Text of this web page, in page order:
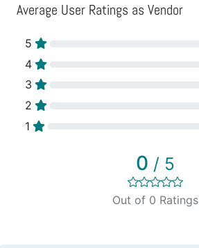
Average User Ratings as Vendor
5
4
3
2
1
0 / 5
Out of 0 Ratings